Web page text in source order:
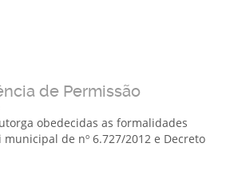
de Permissão
obedecidas as formalidades
de nº 6.727/2012 e Decreto